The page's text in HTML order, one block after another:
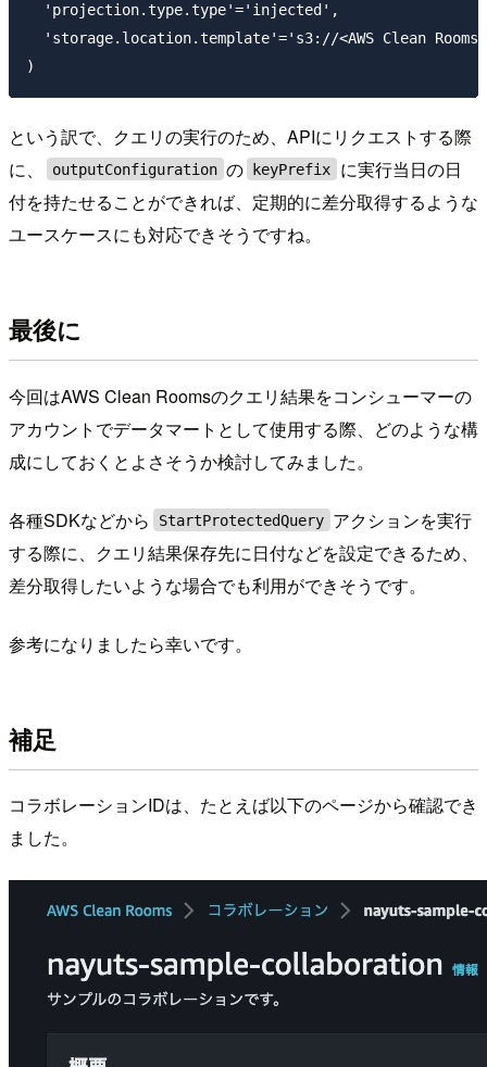
  'projection.type.type'='injected',
'storage.location.template'='s3://<AWS Clean Rooms
という訳で、クエリの実行のため、APIにリクエストする際
に、
outputConfiguration の keyPrefix
に実行当日の日
付を持たせることができれば、定期的に差分取得するような
ユースケースにも対応できそうですね。
最後に
今回はAWS Clean Roomsのクエリ結果をコンシューマーの
アカウントでデータマートとして使用する際、どのような構
成にしておくとよさそうか検討してみました。
各種SDKなどから StartProtectedQuery アクションを実行
する際に、クエリ結果保存先に日付などを設定できるため、
差分取得したいような場合でも利用ができそうです。
参考になりましたら幸いです。
補足
コラボレーションIDは、たとえば以下のページから確認でき
ました。